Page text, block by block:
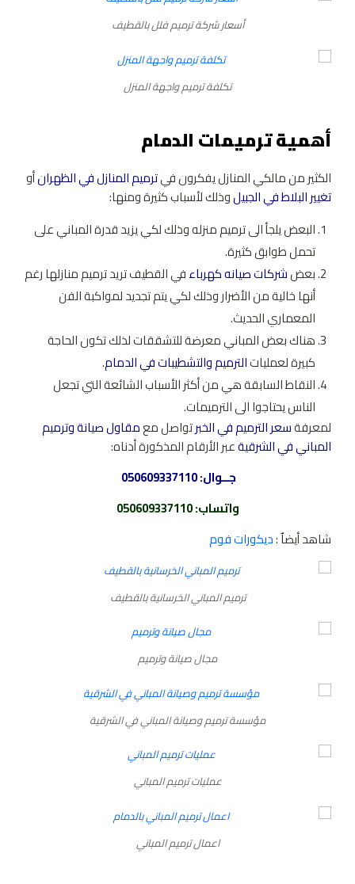
أسعار شركة ترميم فلل بالقطيف
تكلفة ترميم واجهة المنزل
أهمية ترميمات الدمام
الكثير من مالكي المنازل يفكرون فيترميم المنازل في الظهرانأو
تغيير البلاط في الجبيلوذلك لأسباب كثيرة ومنها:
البعض يلجأ الى ترميم منزله وذلك لكي يزيد قدرة المباني على
تحمل طوابق كثيرة.
بعضشركات صيانه كهرباءفي القطيف تريد ترميم منازلها رغم
أنها خالية من الأضرار وذلك لكي يتم تجديد لمواكبة الفن
المعماري الحديث.
هناك بعض المباني معرضة للتشققات لذلك تكون الحاجة
كبيرة لعملياتالترميم والتشطيبات في الدمام.
النقاط السابقة هي من أكثر الأسباب الشائعة التي تجعل
الناس يحتاجوا الى الترميمات.
لمعرفةسعر الترميم في الخبرتواصل معمقاول صيانة وترميم
المباني في الشرقيةعبر الأرقام المذكورة أدناه:
جــوال:
واتساب:
050609337110
شاهد أيضاٌ :ديكورات فوم
ترميم المباني الخرسانية بالقطيف
مجال صيانة وترميم
مؤسسة ترميم وصيانة المباني في الشرقية
عمليات ترميم المباني
اعمال ترميم المباني